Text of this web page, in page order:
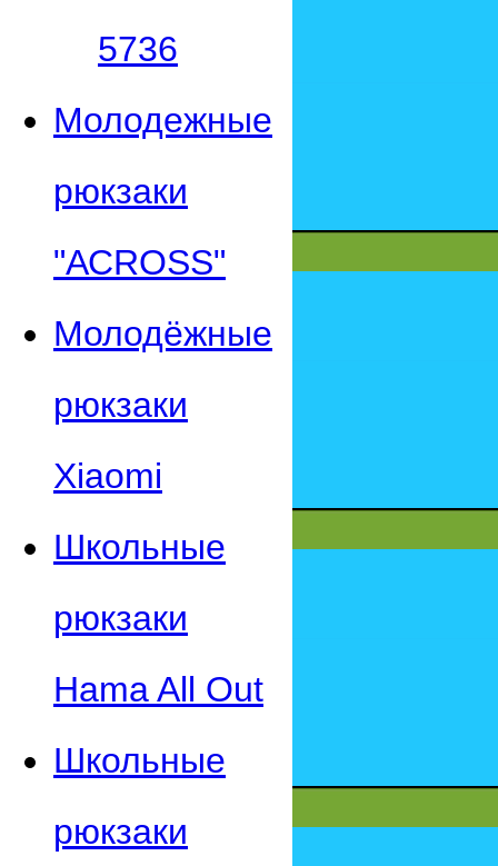
5736
Молодежные
рюкзаки
"АСROSS"
Молодёжные
рюкзаки
Xiaomi
Школьные
рюкзаки
Hama All Out
Школьные
рюкзаки